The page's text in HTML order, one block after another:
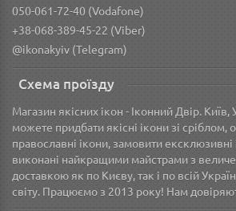
050-061-72-40 (Vodafone)
+38-068-389-45-22 (Viber)
@ikonakyiv (Telegram)
Схема проїзду
Магазин якісних ікон - Іконний Двір. Київ,
можете придбати якісні ікони зі сріблом,
православні ікони, замовити ексклюзивні
виконані найкращими майстрами з
доставкою як по Києву, так і по всій
світу. Працюємо з 2013 року! Нам